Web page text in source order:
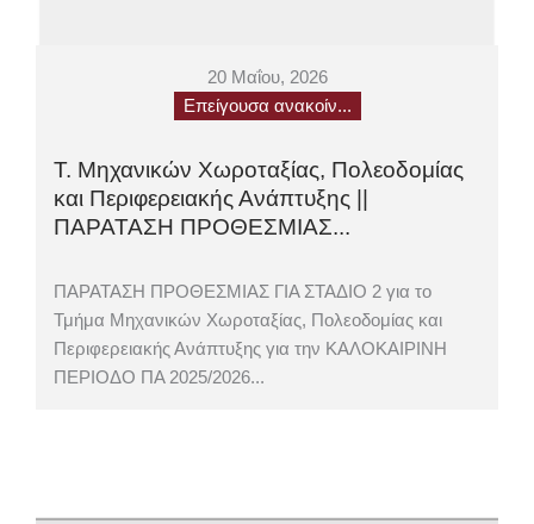
20 Μαΐου, 2026
Επείγουσα ανακοίν...
Τ. Μηχανικών Χωροταξίας, Πολεοδομίας
και Περιφερειακής Ανάπτυξης ||
ΠΑΡΑΤΑΣΗ ΠΡΟΘΕΣΜΙΑΣ...
ΠΑΡΑΤΑΣΗ ΠΡΟΘΕΣΜΙΑΣ ΓΙΑ ΣΤΑΔΙΟ 2 για το
Τμήμα Μηχανικών Χωροταξίας, Πολεοδομίας και
Περιφερειακής Ανάπτυξης για την ΚΑΛΟΚΑΙΡΙΝΗ
ΠΕΡΙΟΔΟ ΠΑ 2025/2026...